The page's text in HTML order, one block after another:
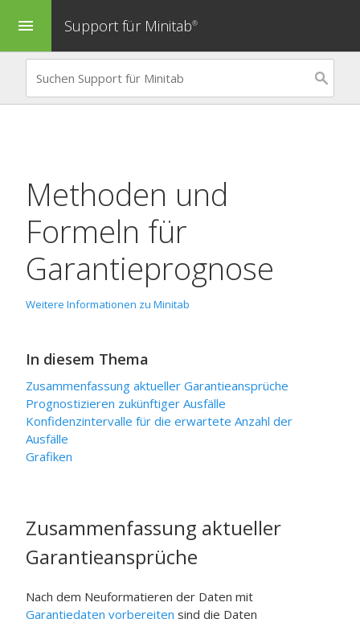
menu Support für Minitab®
Methoden und
Formeln für
Garantieprognose
Weitere Informationen zu Minitab
In diesem Thema
Zusammenfassung aktueller Garantieansprüche
Prognostizieren zukünftiger Ausfälle
Konfidenzintervalle für die erwartete Anzahl der
Ausfälle
Grafiken
Zusammenfassung aktueller
Garantieansprüche
Nach dem Neuformatieren der Daten mit
Garantiedaten vorbereiten sind die Daten